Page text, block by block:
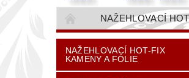
NAŽEHLOVACÍ
NAŠÍVACÍ KAMÍNKOVÉ
VŠE PRO STROJNÍ
NAŽEHLOVACÍ HOT-FIX
KAMENY A FÓLIE